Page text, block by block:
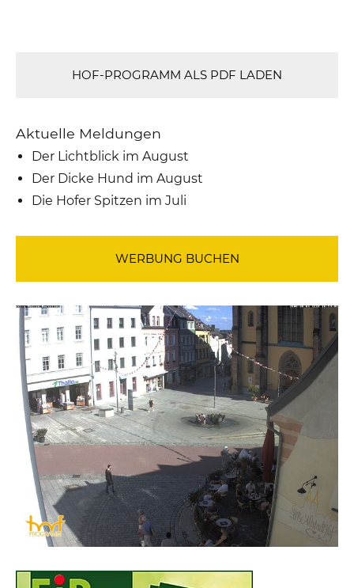
HOF-PROGRAMM ALS PDF LADEN
Aktuelle Meldungen
Der Lichtblick im August
Der Dicke Hund im August
Die Hofer Spitzen im Juli
WERBUNG BUCHEN